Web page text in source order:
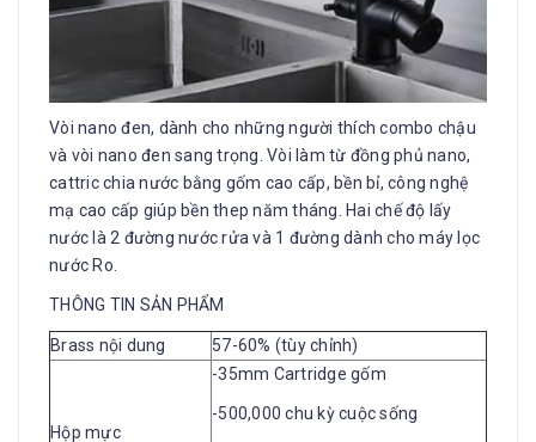
Vòi nano đen, dành cho những người thích combo chậu
và vòi nano đen sang trọng. Vòi làm từ đồng phủ nano,
cattric chia nước bằng gốm cao cấp, bền bỉ, công nghệ
mạ cao cấp giúp bền thep năm tháng. Hai chế độ lấy
nước là 2 đường nước rửa và 1 đường dành cho máy lọc
nước Ro.
THÔNG TIN SẢN PHẨM
Brass nội dung 57-60% (tùy chỉnh)
Hộp mực
-35mm Cartridge gốm
-500,000 chu kỳ cuộc sống